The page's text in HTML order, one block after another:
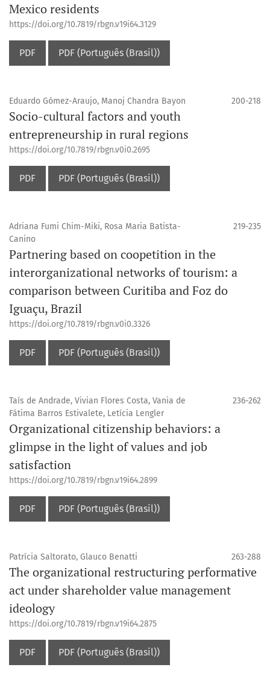
Mexico residents
https://doi.org/10.7819/rbgn.v19i64.3129
PDF PDF (Português (Brasil))
Eduardo Gómez-Araujo, Manoj Chandra Bayon 200-218
Socio-cultural factors and youth
entrepreneurship in rural regions
https://doi.org/10.7819/rbgn.v0i0.2695
PDF PDF (Português (Brasil))
Adriana Fumi Chim-Miki, Rosa Maria Batista-
Canino
219-235
Partnering based on coopetition in the
interorganizational networks of tourism: a
comparison between Curitiba and Foz do
Iguaçu, Brazil
https://doi.org/10.7819/rbgn.v0i0.3326
PDF PDF (Português (Brasil))
Taís de Andrade, Vivian Flores Costa, Vania de
Fátima Barros Estivalete, Letícia Lengler
236-262
Organizational citizenship behaviors: a
glimpse in the light of values and job
satisfaction
https://doi.org/10.7819/rbgn.v19i64.2899
PDF PDF (Português (Brasil))
Patrícia Saltorato, Glauco Benatti 263-288
The organizational restructuring performative
act under shareholder value management
ideology
https://doi.org/10.7819/rbgn.v19i64.2875
PDF PDF (Português (Brasil))